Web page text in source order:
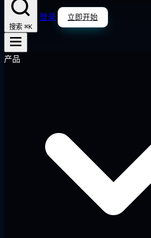
搜索 ⌘K
登录 立即开始
产品